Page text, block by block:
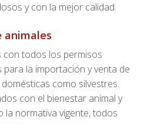
y con la mejor calidad.
animales
con todos los permisos
para la importación y venta de
como silvestres.
con el bienestar animal y
la normativa vigente, todos